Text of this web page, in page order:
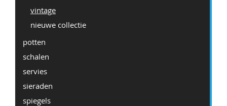
vintage
nieuwe collectie
potten
schalen
servies
sieraden
spiegels